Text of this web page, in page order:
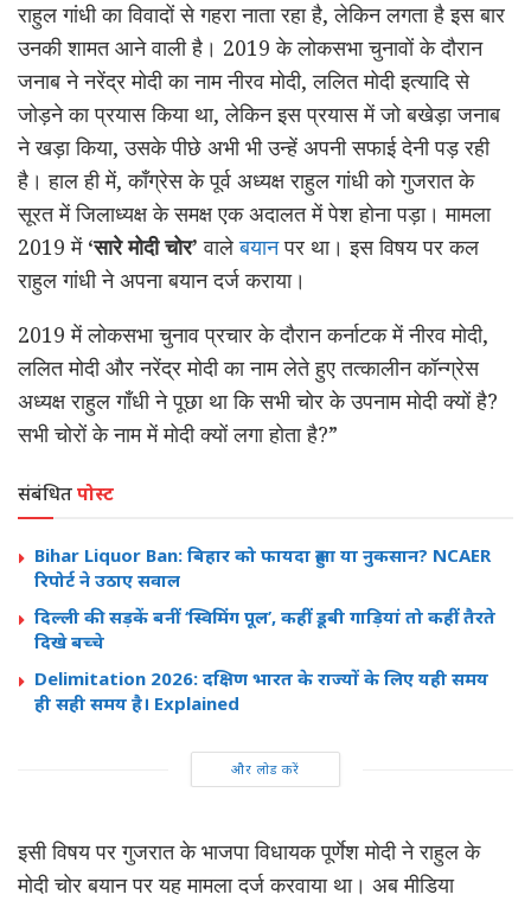
राहुल गांधी का विवादों से गहरा नाता रहा है, लेकिन लगता है इस बार
उनकी शामत आने वाली है। 2019 के लोकसभा चुनावों के दौरान
जनाब ने नरेंद्र मोदी का नाम नीरव मोदी, ललित मोदी इत्यादि से
जोड़ने का प्रयास किया था, लेकिन इस प्रयास में जो बखेड़ा जनाब
ने खड़ा किया, उसके पीछे अभी भी उन्हें अपनी सफाई देनी पड़ रही
है। हाल ही में, काँग्रेस के पूर्व अध्यक्ष राहुल गांधी को गुजरात के
सूरत में जिलाध्यक्ष के समक्ष एक अदालत में पेश होना पड़ा। मामला
2019 में ‘सारे मोदी चोर’ वालेबयानपर था। इस विषय पर कल
राहुल गांधी ने अपना बयान दर्ज कराया।
2019 में लोकसभा चुनाव प्रचार के दौरान कर्नाटक में नीरव मोदी,
ललित मोदी और नरेंद्र मोदी का नाम लेते हुए तत्कालीन कॉन्ग्रेस
अध्यक्ष राहुल गाँधी ने पूछा था कि सभी चोर के उपनाम मोदी क्यों है?
सभी चोरों के नाम में मोदी क्यों लगा होता है?”
संबंधितपोस्ट
Bihar Liquor Ban: बिहार को फायदा हुआ या नुकसान? NCAER
रिपोर्ट ने उठाए सवाल
दिल्ली की सड़कें बनीं ‘स्विमिंग पूल’, कहीं डूबी गाड़ियां तो कहीं तैरते
दिखे बच्चे
Delimitation 2026: दक्षिण भारत के राज्यों के लिए यही समय
ही सही समय है। Explained
और लोड करें
इसी विषय पर गुजरात के भाजपा विधायक पूर्णेश मोदी ने राहुल के
मोदी चोर बयान पर यह मामला दर्ज करवाया था। अब मीडिया